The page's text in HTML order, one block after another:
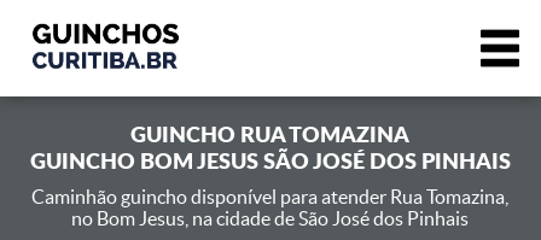
GUINCHO RUA TOMAZINA
GUINCHO BOM JESUS SÃO JOSÉ DOS PINHAIS
Caminhão guincho disponível para atender Rua Tomazina,
no Bom Jesus, na cidade de São José dos Pinhais